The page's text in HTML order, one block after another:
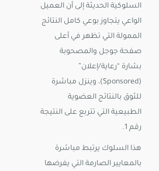
السلوكية الحديثة إلى أن العميل
الواعي يتجاوز بوعي كامل النتائج
الممولة التي تظهر في أعلى
صفحة جوجل والمصحوبة
بشارة “رعاية/إعلان”
(Sponsored)، وينزل مباشرة
للثوق بالنتائج العضوية
الطبيعية التي تتربع على النتيجة
رقم 1.
هذا السلوك يرتبط مباشرة
بالمعايير الصارمة التي يفرضها